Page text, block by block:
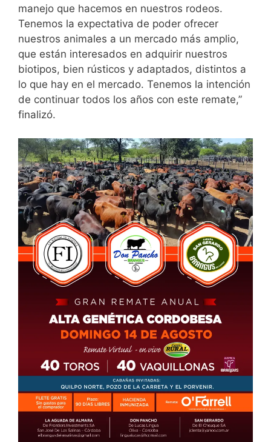
manejo que hacemos en nuestros rodeos.
Tenemos la expectativa de poder ofrecer
nuestros animales a un mercado más amplio,
que están interesados en adquirir nuestros
biotipos, bien rústicos y adaptados, distintos a
lo que hay en el mercado. Tenemos la intención
de continuar todos los años con este remate,”
finalizó.